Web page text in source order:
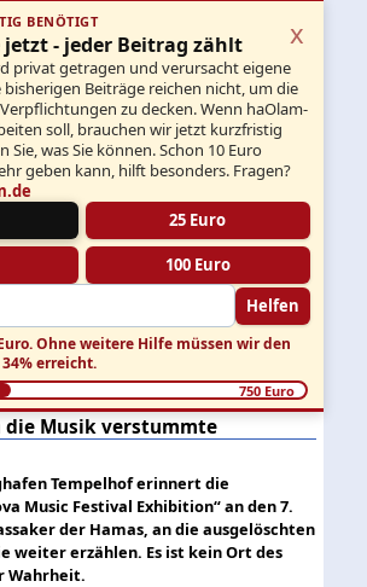
BENÖTIGT
- jeder Beitrag zählt
privat getragen und verursacht eigene
bisherigen Beiträge reichen nicht, um die
zu decken. Wenn haOlam-
soll, brauchen wir jetzt kurzfristig
Sie, was Sie können. Schon 10 Euro
geben kann, hilft besonders. Fragen?
25 Euro
100 Euro
Helfen
x
Ohne weitere Hilfe müssen wir den
34% erreicht.
750 Euro
die Musik verstummte
Tempelhof erinnert die
Music Festival Exhibition“ an den 7.
der Hamas, an die ausgelöschten
weiter erzählen. Es ist kein Ort des
Wahrheit.